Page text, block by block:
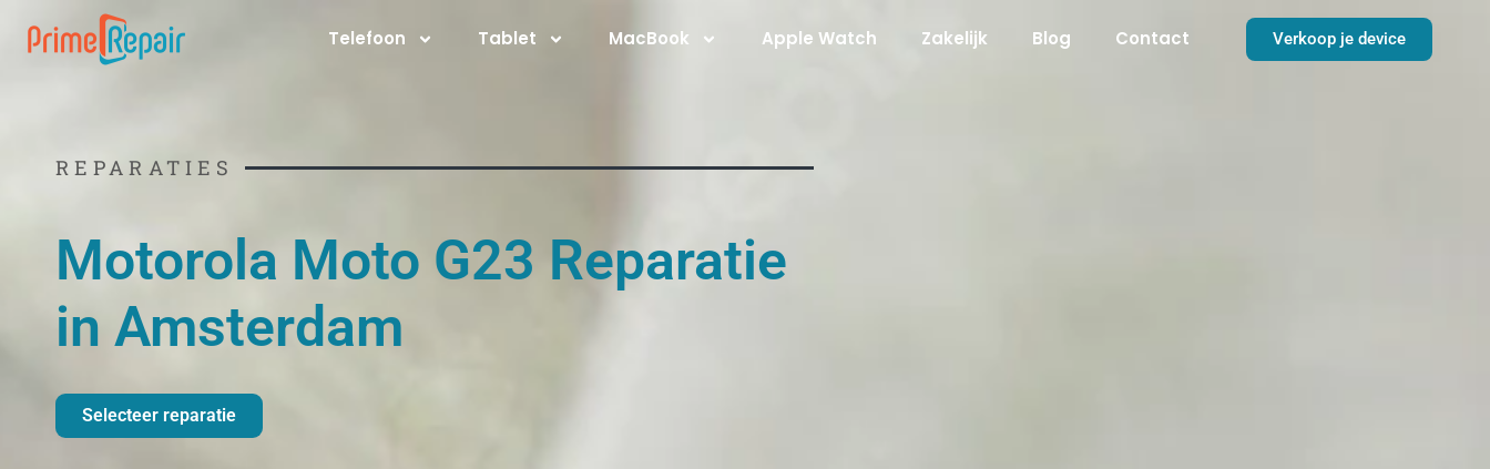
naar
Telefoon Tablet MacBook Apple Watch Zakelijk Blog Contact Verkoop je device
REPARATIES
Motorola Moto G23 Reparatie
in Amsterdam
Selecteer reparatie